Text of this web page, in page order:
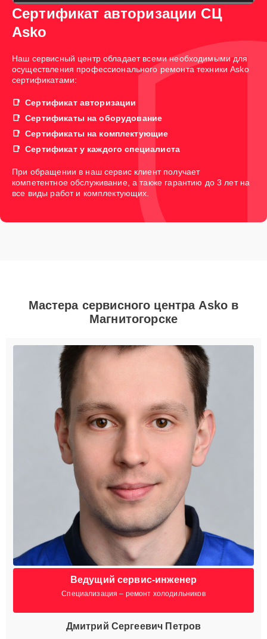
Сертификат авторизации СЦ
Asko
Наш сервисный центр обладает всеми необходимыми для
осуществления профессионального ремонта техники Asko
сертификатами:
Сертификат авторизации
Сертификаты на оборудование
Сертификаты на комплектующие
Сертификат у каждого специалиста
При обращении в наш сервис клиент получает
компетентное обслуживание, а также гарантию до 3 лет на
все виды работ и комплектующих.
Мастера сервисного центра Asko в
Магнитогорске
Ведущий сервис-инженер
Специализация – ремонт холодильников
Дмитрий Сергеевич Петров